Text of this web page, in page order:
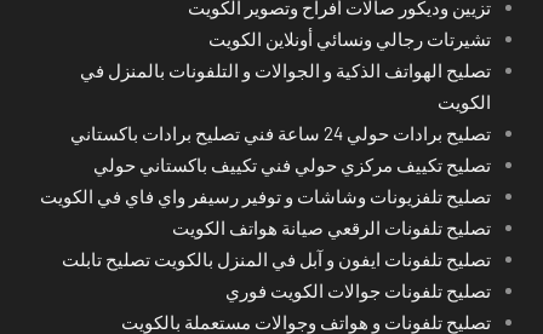
تزيين وديكور صالات أفراح وتصوير الكويت
تشيرتات رجالي ونسائي أونلاين الكويت
تصليح الهواتف الذكية و الجوالات و التلفونات بالمنزل في
الكويت
تصليح برادات حولي 24 ساعة فني تصليح برادات باكستاني
تصليح تكييف مركزي حولي فني تكييف باكستاني حولي
تصليح تلفزيونات وشاشات و توفير رسيفر واي فاي في الكويت
تصليح تلفونات الرقعي صيانة هواتف الكويت
تصليح تلفونات ايفون و آبل في المنزل بالكويت تصليح تابلت
تصليح تلفونات جوالات الكويت فوري
تصليح تلفونات و هواتف وجوالات مستعملة بالكويت